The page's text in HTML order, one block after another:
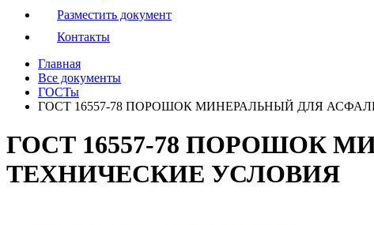
Разместить документ
Контакты
Главная
Все документы
ГОСТы
ГОСТ 16557-78 ПОРОШОК МИНЕРАЛЬНЫЙ ДЛЯ
ГОСТ 16557-78 ПОРОШОК
ТЕХНИЧЕСКИЕ УСЛОВИЯ